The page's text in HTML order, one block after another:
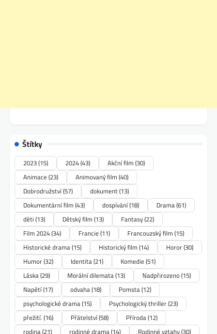
Štítky
2023(15) 2024(43) Akční film (30)
Animace (23) Animovaný film (40)
Dobrodružství(57) dokument(13)
Dokumentární film (43) dospívání(18) Drama(61)
děti (13) Dětský film (13) Fantasy(22)
Film 2024(34) Francie (11) Francouzský film (15)
Historické drama(15) Historický film (14) Horor(30)
Humor(32) Identita(21) Komedie (51)
Láska(29) Morální dilemata(13) Nadpřirozeno(15)
Napětí(17) odvaha(18) Pomsta(12)
psychologické drama(15) Psychologický thriller(23)
přežití. (16) Přátelství(58) Příroda(12)
rodina(21) rodinné drama(14) Rodinné vztahy(30)